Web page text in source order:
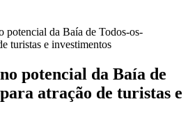
potencial da Baía de
atração de turistas e